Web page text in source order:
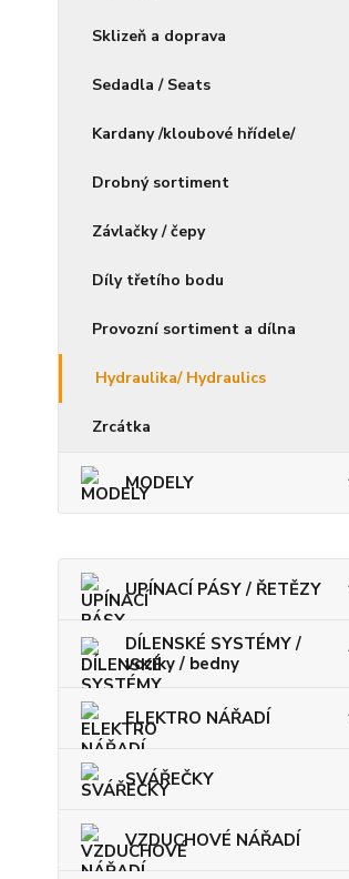
Sklizeň a doprava
Sedadla / Seats
Kardany /kloubové hřídele/
Drobný sortiment
Závlačky / čepy
Díly třetího bodu
Provozní sortiment a dílna
Hydraulika/ Hydraulics
Zrcátka
MODELY
UPÍNACÍ PÁSY / ŘETĚZY
DÍLENSKÉ SYSTÉMY /
vozíky / bedny
ELEKTRO NÁŘADÍ
SVÁŘEČKY
VZDUCHOVÉ NÁŘADÍ